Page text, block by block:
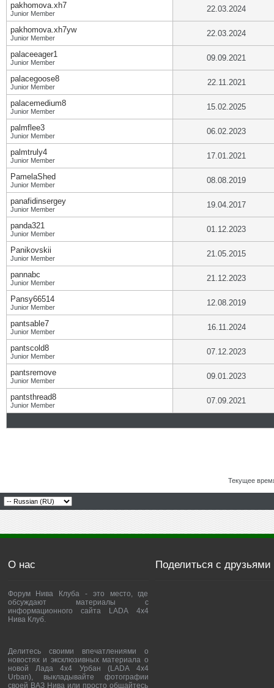
pakhomova.xh7
Junior Member 22.03.2024
pakhomova.xh7yw
Junior Member 22.03.2024
palaceeager1
Junior Member 09.09.2021
palacegoose8
Junior Member 22.11.2021
palacemedium8
Junior Member 15.02.2025
palmflee3
Junior Member 06.02.2023
palmtruly4
Junior Member 17.01.2021
PamelaShed
Junior Member 08.08.2019
panafidinsergey
Junior Member 19.04.2017
panda321
Junior Member 01.12.2023
Panikovskii
Junior Member 21.05.2015
pannabc
Junior Member 21.12.2023
Pansy66514
Junior Member 12.08.2019
pantsable7
Junior Member 16.11.2024
pantscold8
Junior Member 07.12.2023
pantsremove
Junior Member 09.01.2023
pantsthread8
Junior Member 07.09.2021
Текущее
О нас
Форум Нива Клуба - это место, где
обсуждают материалы с
информационного сайта LADA 4x4
Нива Клуб.
Делитесь своими впечатлениями о
новостях и эксклюзивных материала о
новой Лада 4х4 Урбан (LADA 4x4
Urban), выкладывайте фотографии
своей ВАЗ Нива или просто общайтесь
Поделиться с друзьями